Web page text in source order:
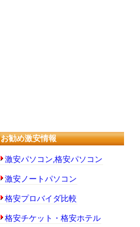
お勧め激安情報
激安パソコン,格安パソコン
激安ノートパソコン
格安プロバイダ比較
格安チケット・格安ホテル